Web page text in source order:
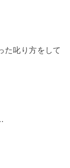
た叱り方をして